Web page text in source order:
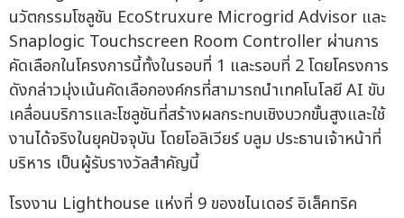
นวัตกรรมโซลูชัน EcoStruxure Microgrid Advisor และ
Snaplogic Touchscreen Room Controller ผ่านการ
คัดเลือกในโครงการนี้ทั้งในรอบที่ 1 และรอบที่ 2 โดยโครงการ
ดังกล่าวมุ่งเน้นคัดเลือกองค์กรที่สามารถนำเทคโนโลยี AI ขับ
เคลื่อนบริการและโซลูชันที่สร้างผลกระทบเชิงบวกขั้นสูงและใช้
งานได้จริงในยุคปัจจุบัน โดยโอลิเวียร์ บลูม ประธานเจ้าหน้าที่
บริหาร เป็นผู้รับรางวัลสำคัญนี้
โรงงาน Lighthouse แห่งที่ 9 ของชไนเดอร์ อิเล็คทริค